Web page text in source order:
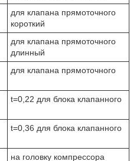
для клапана прямоточного
короткий
для клапана прямоточного
длинный
для клапана прямоточного
t=0,22 для блока клапанного
t=0,36 для блока клапанного
на головку компрессора